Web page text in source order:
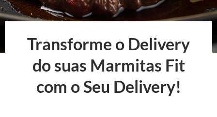
Transforme o Delivery
do suas Marmitas Fit
com o Seu Delivery!